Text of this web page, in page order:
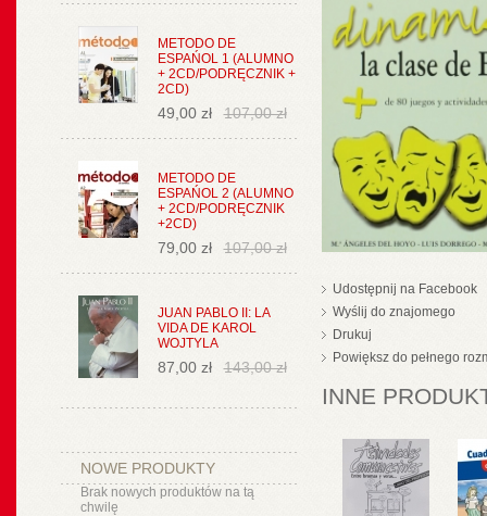
METODO DE
ESPAŃOL 1 (ALUMNO
+ 2CD/PODRĘCZNIK +
2CD)
49,00 zł 107,00 zł
METODO DE
ESPAŃOL 2 (ALUMNO
+ 2CD/PODRĘCZNIK
+2CD)
79,00 zł 107,00 zł
JUAN PABLO II: LA
VIDA DE KAROL
WOJTYLA
87,00 zł 143,00 zł
NOWE PRODUKTY
Brak nowych produktów na tą
chwilę
Udostępnij na Facebook
Wyślij do znajomego
Drukuj
Powiększ do pełnego
INNE